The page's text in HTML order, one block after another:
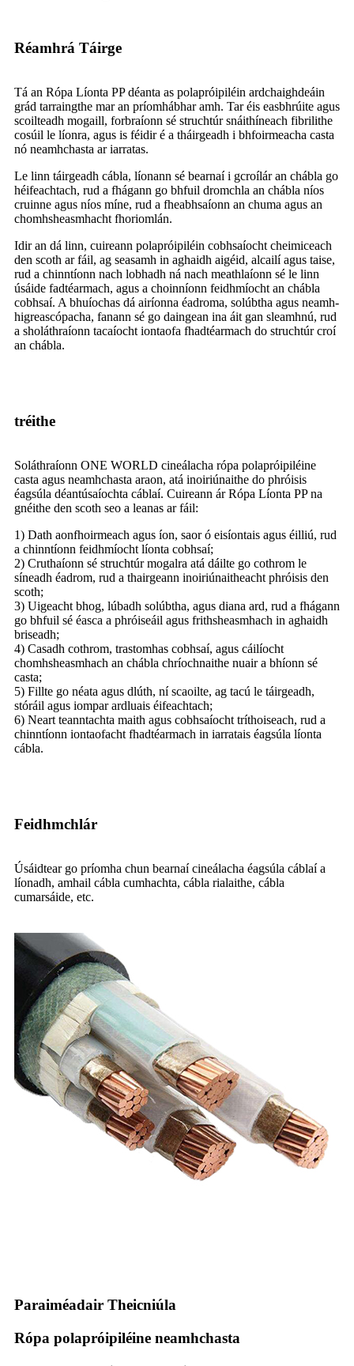
Réamhrá Táirge
Tá an Rópa Líonta PP déanta as polapróipiléin ardchaighdeáin
grád tarraingthe mar an príomhábhar amh. Tar éis easbhrúite agus
scoilteadh mogaill, forbraíonn sé struchtúr snáithíneach fibrilithe
cosúil le líonra, agus is féidir é a tháirgeadh i bhfoirmeacha casta
nó neamhchasta ar iarratas.
Le linn táirgeadh cábla, líonann sé bearnaí i gcroílár an chábla go
héifeachtach, rud a fhágann go bhfuil dromchla an chábla níos
cruinne agus níos míne, rud a fheabhsaíonn an chuma agus an
chomhsheasmhacht fhoriomlán.
Idir an dá linn, cuireann polapróipiléin cobhsaíocht cheimiceach
den scoth ar fáil, ag seasamh in aghaidh aigéid, alcailí agus taise,
rud a chinntíonn nach lobhadh ná nach meathlaíonn sé le linn
úsáide fadtéarmach, agus a choinníonn feidhmíocht an chábla
cobhsaí. A bhuíochas dá airíonna éadroma, solúbtha agus neamh-
higreascópacha, fanann sé go daingean ina áit gan sleamhnú, rud
a sholáthraíonn tacaíocht iontaofa fhadtéarmach do struchtúr croí
an chábla.
tréithe
Soláthraíonn ONE WORLD cineálacha rópa polapróipiléine
casta agus neamhchasta araon, atá inoiriúnaithe do phróisis
éagsúla déantúsaíochta cáblaí. Cuireann ár Rópa Líonta PP na
gnéithe den scoth seo a leanas ar fáil:
1) Dath aonfhoirmeach agus íon, saor ó eisíontais agus éilliú, rud
a chinntíonn feidhmíocht líonta cobhsaí;
2) Cruthaíonn sé struchtúr mogalra atá dáilte go cothrom le
síneadh éadrom, rud a thairgeann inoiriúnaitheacht phróisis den
scoth;
3) Uigeacht bhog, lúbadh solúbtha, agus diana ard, rud a fhágann
go bhfuil sé éasca a phróiseáil agus frithsheasmhach in aghaidh
briseadh;
4) Casadh cothrom, trastomhas cobhsaí, agus cáilíocht
chomhsheasmhach an chábla chríochnaithe nuair a bhíonn sé
casta;
5) Fillte go néata agus dlúth, ní scaoilte, ag tacú le táirgeadh,
stóráil agus iompar ardluais éifeachtach;
6) Neart teanntachta maith agus cobhsaíocht tríthoiseach, rud a
chinntíonn iontaofacht fhadtéarmach in iarratais éagsúla líonta
cábla.
Feidhmchlár
Úsáidtear go príomha chun bearnaí cineálacha éagsúla cáblaí a
líonadh, amhail cábla cumhachta, cábla rialaithe, cábla
cumarsáide, etc.
Paraiméadair Theicniúla
Rópa polapróipiléine neamhchasta